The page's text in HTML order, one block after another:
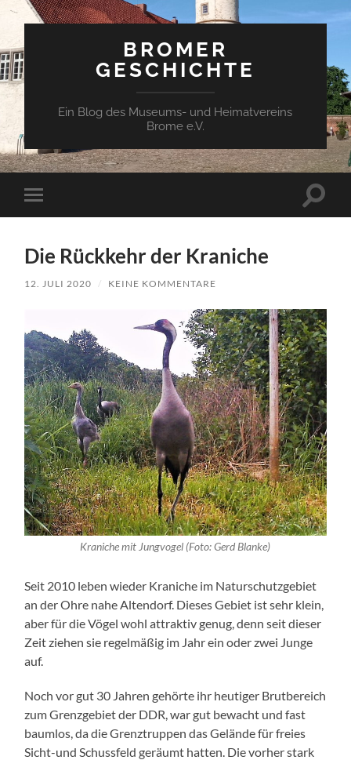
BROMER
GESCHICHTE
Ein Blog des Museums- und Heimatvereins
Brome e.V.
Mobile-
Menü
Die Rückkehr der Kraniche
12. JULI 2020 / KEINE KOMMENTARE
Kraniche mit Jungvogel (Foto: Gerd Blanke)
Seit 2010 leben wieder Kraniche im Naturschutzgebiet
an der Ohre nahe Altendorf. Dieses Gebiet ist sehr klein,
aber für die Vögel wohl attraktiv genug, denn seit dieser
Zeit ziehen sie regelmäßig im Jahr ein oder zwei Junge
auf.
Noch vor gut 30 Jahren gehörte ihr heutiger Brutbereich
zum Grenzgebiet der DDR, war gut bewacht und fast
baumlos, da die Grenztruppen das Gelände für freies
Sicht-und Schussfeld geräumt hatten. Die vorher stark